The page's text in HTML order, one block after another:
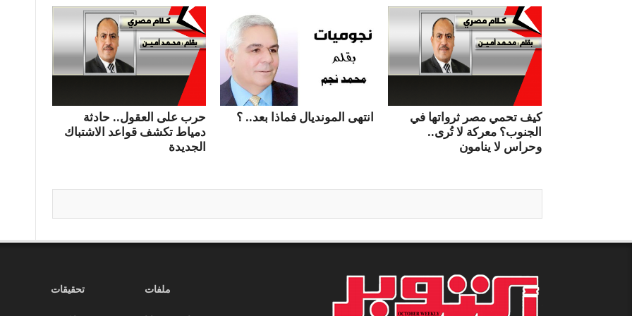
حرب على العقول.. حادثة
دمياط تكشف قواعد الاشتباك
الجديدة
انتهى المونديال فماذا بعد.. ؟
كيف تحمي مصر ثرواتها في
الجنوب؟ معركة لا تُرى..
وحراس لا ينامون
ملفات
تحقيقات